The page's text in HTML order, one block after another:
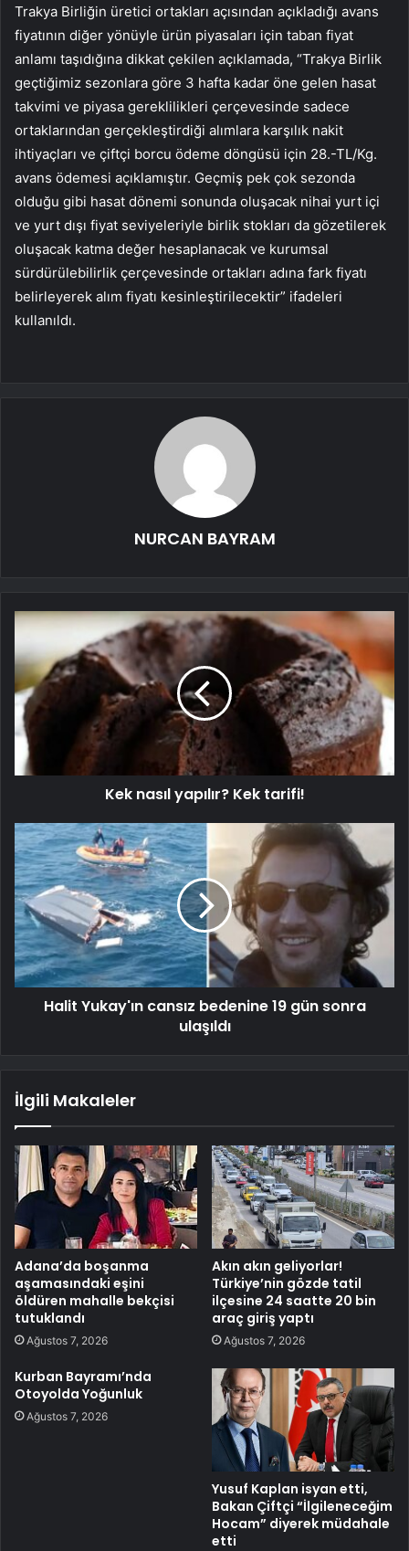
Trakya Birliğin üretici ortakları açısından açıkladığı avans
fiyatının diğer yönüyle ürün piyasaları için taban fiyat
anlamı taşıdığına dikkat çekilen açıklamada, “Trakya Birlik
geçtiğimiz sezonlara göre 3 hafta kadar öne gelen hasat
takvimi ve piyasa gereklilikleri çerçevesinde sadece
ortaklarından gerçekleştirdiği alımlara karşılık nakit
ihtiyaçları ve çiftçi borcu ödeme döngüsü için 28.-TL/Kg.
avans ödemesi açıklamıştır. Geçmiş pek çok sezonda
olduğu gibi hasat dönemi sonunda oluşacak nihai yurt içi
ve yurt dışı fiyat seviyeleriyle birlik stokları da gözetilerek
oluşacak katma değer hesaplanacak ve kurumsal
sürdürülebilirlik çerçevesinde ortakları adına fark fiyatı
belirleyerek alım fiyatı kesinleştirilecektir” ifadeleri
kullanıldı.
NURCAN BAYRAM
Kek nasıl yapılır? Kek tarifi!
Halit Yukay'ın cansız bedenine 19 gün sonra
ulaşıldı
İlgili Makaleler
Adana’da boşanma
aşamasındaki eşini
öldüren mahalle bekçisi
tutuklandı
Ağustos 7, 2026
Akın akın geliyorlar!
Türkiye’nin gözde tatil
ilçesine 24 saatte 20 bin
araç giriş yaptı
Ağustos 7, 2026
Kurban Bayramı’nda
Otoyolda Yoğunluk
Ağustos 7, 2026
Yusuf Kaplan isyan etti,
Bakan Çiftçi “İlgileneceğim
Hocam” diyerek müdahale
etti